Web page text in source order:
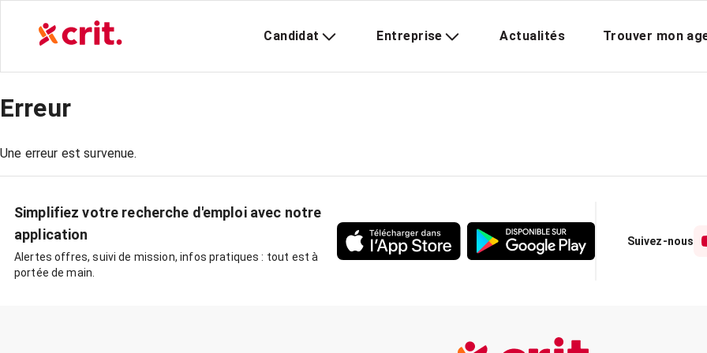
Candidat Entreprise Actualités Trouver mon
Erreur
Une erreur est survenue.
Simplifiez votre recherche d'emploi avec notre
application
Alertes offres, suivi de mission, infos pratiques : tout est à
portée de main.
Suivez-nous